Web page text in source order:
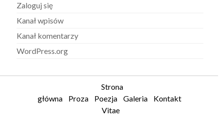
Zaloguj się
Kanał wpisów
Kanał komentarzy
WordPress.org
Strona
główna
Proza Poezja Galeria
Kontakt
Vitae